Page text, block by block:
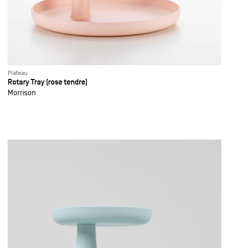
Plateau
Rotary Tray (rose tendre)
Morrison